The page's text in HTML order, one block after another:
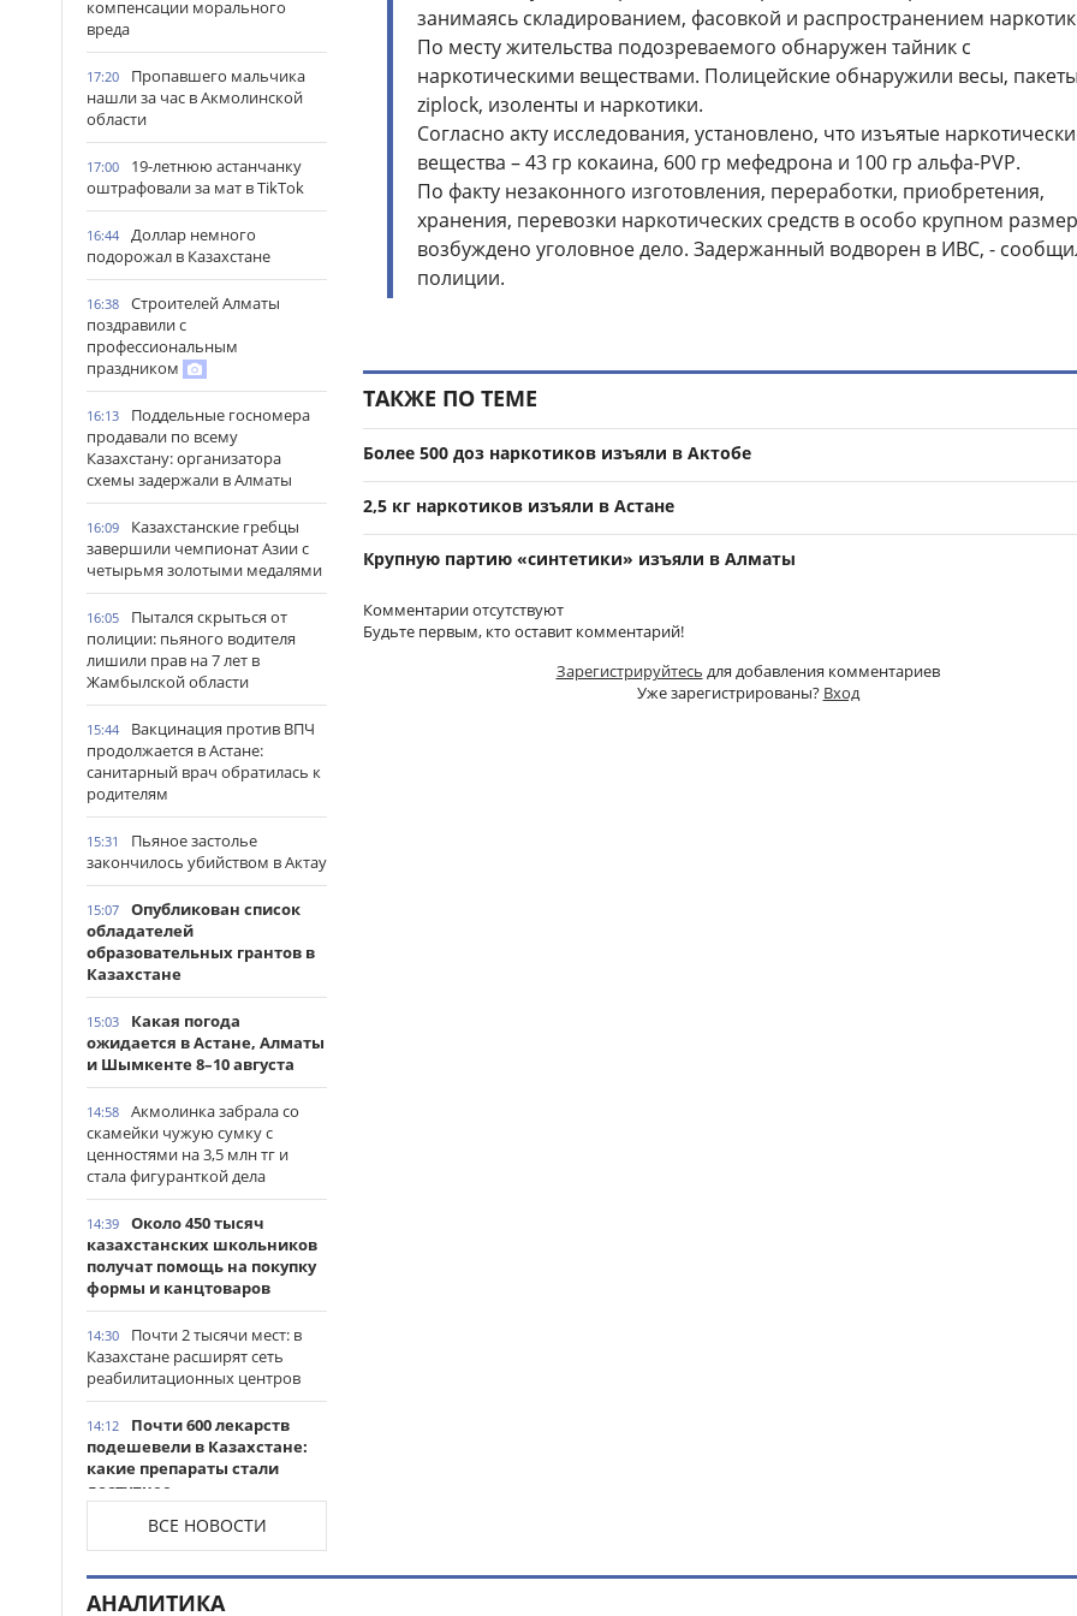
компенсации морального
вреда
17:20
Пропавшего мальчика
нашли за час в Акмолинской
области
17:00
19-летнюю астанчанку
оштрафовали за мат в TikTok
16:44
Доллар немного
подорожал в Казахстане
16:38
Строителей Алматы
поздравили с
профессиональным
праздником
16:13
Поддельные госномера
продавали по всему
Казахстану: организатора
схемы задержали в Алматы
16:09
Казахстанские гребцы
завершили чемпионат Азии с
четырьмя золотыми медалями
16:05
Пытался скрыться от
полиции: пьяного водителя
лишили прав на 7 лет в
Жамбылской области
15:44
Вакцинация против ВПЧ
продолжается в Астане:
санитарный врач обратилась к
родителям
15:31
Пьяное застолье
закончилось убийством в Актау
15:07
Опубликован список
обладателей
образовательных грантов в
Казахстане
15:03
Какая погода
ожидается в Астане, Алматы
и Шымкенте 8–10 августа
14:58
Акмолинка забрала со
скамейки чужую сумку с
ценностями на 3,5 млн тг и
стала фигуранткой дела
14:39
Около 450 тысяч
казахстанских школьников
получат помощь на покупку
формы и канцтоваров
14:30
Почти 2 тысячи мест: в
Казахстане расширят сеть
реабилитационных центров
14:12
Почти 600 лекарств
подешевели в Казахстане:
какие препараты стали
доступнее
Казахстанские
таеквондисты завоевали
четыре медали на турнире в
Индонезии
ВСЕ НОВОСТИ
занимаясь складированием, фасовкой и распространением
По месту жительства подозреваемого обнаружен тайник с
наркотическими веществами. Полицейские обнаружили весы,
ziplock, изоленты и наркотики.
Согласно акту исследования, установлено, что изъятые
вещества – 43 гр кокаина, 600 гр мефедрона и 100 гр альфа-PVP.
По факту незаконного изготовления, переработки, приобретения,
хранения, перевозки наркотических средств в особо крупном
возбуждено уголовное дело. Задержанный водворен в ИВС, -
полиции.
ТАКЖЕ ПО ТЕМЕ
Более 500 доз наркотиков изъяли в Актобе
2,5 кг наркотиков изъяли в Астане
Крупную партию «синтетики» изъяли в Алматы
Комментарии отсутствуют
Будьте первым, кто оставит комментарий!
Зарегистрируйтесь для добавления комментариев
Уже зарегистрированы? Вход
АНАЛИТИКА